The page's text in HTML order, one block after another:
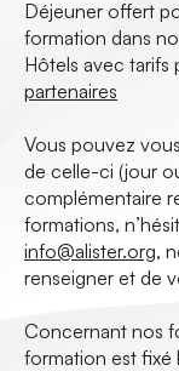
Déjeuner offert
formation dans
Hôtels avec tarifs
partenaires
Vous pouvez
de celle-ci (jour
complémentaire
formations,
info@alister.org,
renseigner et de
Concernant nos
formation est fixé